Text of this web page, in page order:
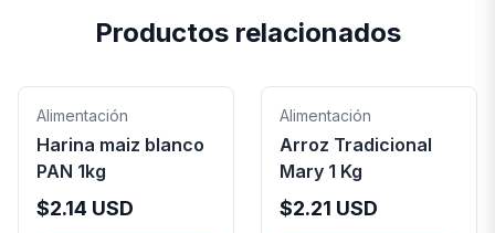
Productos relacionados
Alimentación
Harina maiz blanco
PAN 1kg
$2.14 USD
Alimentación
Arroz Tradicional
Mary 1 Kg
$2.21 USD